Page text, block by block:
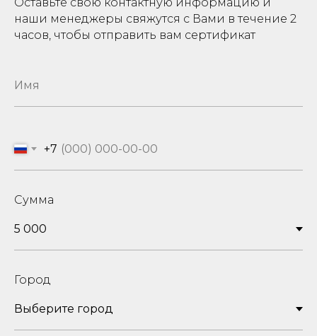
наши менеджеры свяжутся с Вами в течение 2
часов, чтобы отправить вам сертификат
+7
Сумма
Город